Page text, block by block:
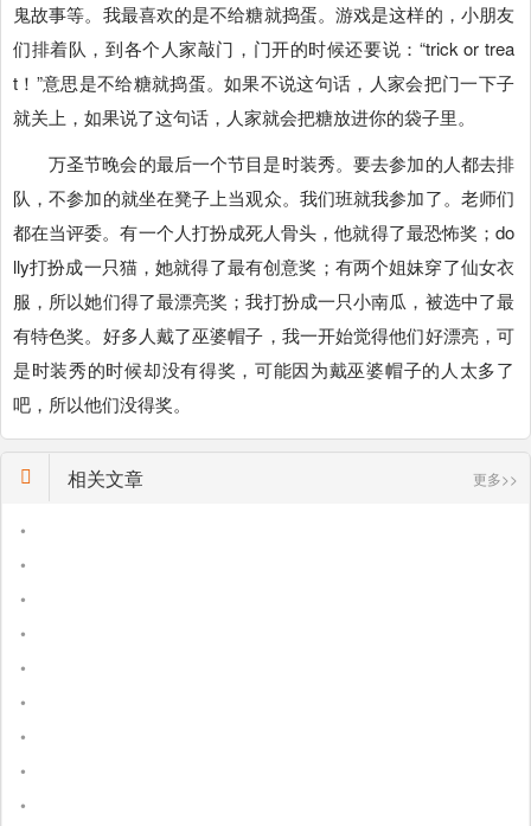
鬼故事等。我最喜欢的是不给糖就捣蛋。游戏是这样的，小朋友
们排着队，到各个人家敲门，门开的时候还要说：“trick or trea
t！”意思是不给糖就捣蛋。如果不说这句话，人家会把门一下子
就关上，如果说了这句话，人家就会把糖放进你的袋子里。
万圣节晚会的最后一个节目是时装秀。要去参加的人都去排
队，不参加的就坐在凳子上当观众。我们班就我参加了。老师们
都在当评委。有一个人打扮成死人骨头，他就得了最恐怖奖；do
lly打扮成一只猫，她就得了最有创意奖；有两个姐妹穿了仙女衣
服，所以她们得了最漂亮奖；我打扮成一只小南瓜，被选中了最
有特色奖。好多人戴了巫婆帽子，我一开始觉得他们好漂亮，可
是时装秀的时候却没有得奖，可能因为戴巫婆帽子的人太多了
吧，所以他们没得奖。
相关文章 更多>>
•
•
•
•
•
•
•
•
•